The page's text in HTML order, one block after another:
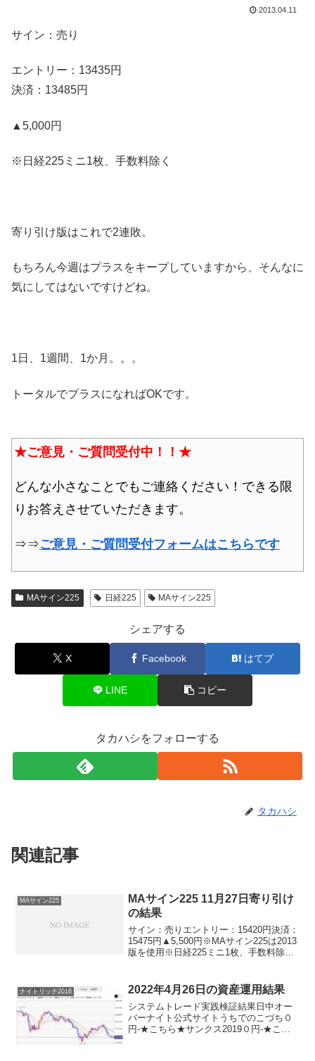
2013.04.11
サイン：売り
エントリー：13435円
決済：13485円
▲5,000円
※日経225ミニ1枚、手数料除く
寄り引け版はこれで2連敗。
もちろん今週はプラスをキープしていますから、そんなに
気にしてはないですけどね。
1日、1週間、1か月。。。
トータルでプラスになればOKです。
★ご意見・ご質問受付中！！★
どんな小さなことでもご連絡ください！できる限
りお答えさせていただきます。
⇒⇒ご意見・ご質問受付フォームはこちらです
MAサイン225 日経225 MAサイン225
シェアする
X Facebook はてブ
LINE コピー
タカハシをフォローする
タカハシ
関連記事
MAサイン225
MAサイン225 11月27日寄り引け
の結果
サイン：売りエントリー：15420円決済：
15475円▲5,500円※MAサイン225は2013
版を使用※日経225ミニ1枚、手数料除く
イトで全勝してもらいましょう♪
ナイトリッチ2016 2022年4月26日の資産運用結果
システムトレード実践検証結果日中オー
バーナイト公式サイトうちでのこづち０
円-★こちら★サンクス2019０円-★こち